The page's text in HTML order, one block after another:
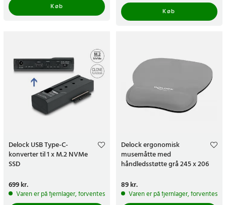
Køb
Køb
Delock USB Type-C-
konverter til 1 x M.2 NVMe
SSD
Pris:699 kr.
699 kr.
Varen er på fjernlager, forventes at blive sendt inden for 5-7 hverdage
Delock ergonomisk
musemåtte med
håndledsstøtte grå 245 x 206
Pris:89 kr.
89 kr.
Varen er på fjernlager, forventes